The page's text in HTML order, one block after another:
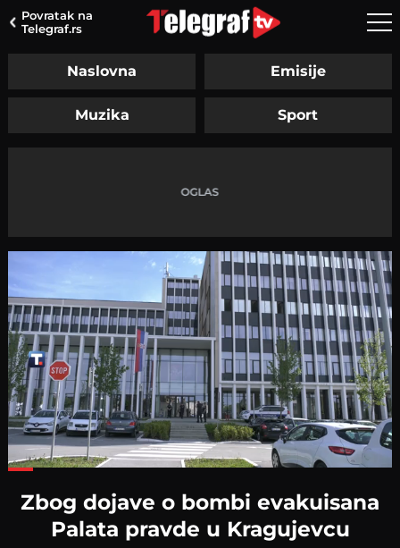
Povratak na
Telegraf.rs
Naslovna Emisije
Muzika Sport
Zbog dojave o bombi evakuisana
Palata pravde u Kragujevcu